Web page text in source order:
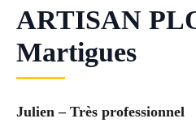
ARTISAN
Martigues
Julien – Très professionnel